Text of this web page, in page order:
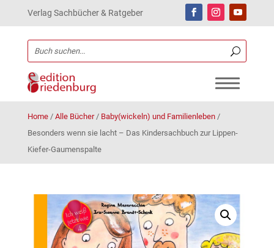
Verlag Sachbücher & Ratgeber
Home/ Alle Bücher/ Baby(wickeln) und Familienleben/
Besonders wenn sie lacht – Das Kindersachbuch zur Lippen-
Kiefer-Gaumenspalte